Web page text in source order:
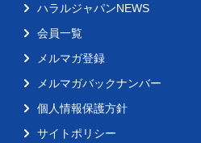
ハラルジャパンNEWS
会員一覧
メルマガ登録
メルマガバックナンバー
個人情報保護方針
サイトポリシー